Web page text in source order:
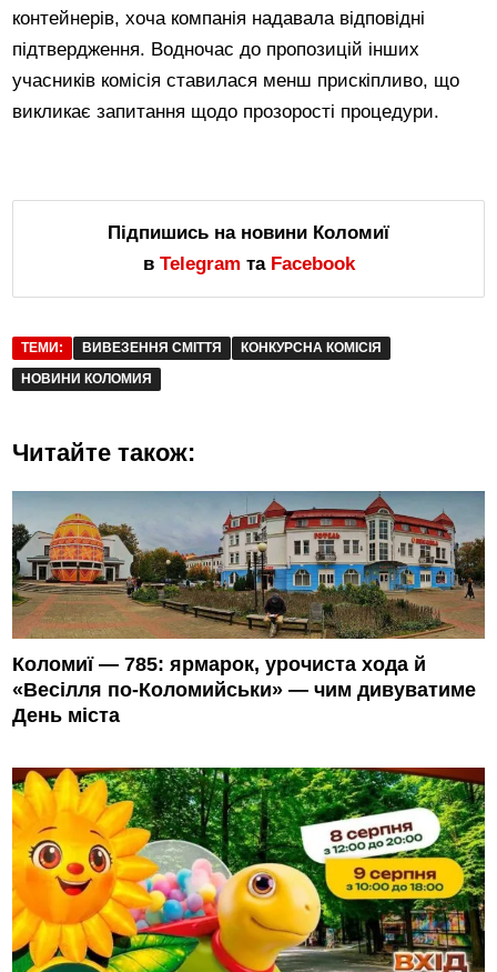
контейнерів, хоча компанія надавала відповідні
підтвердження. Водночас до пропозицій інших
учасників комісія ставилася менш прискіпливо, що
викликає запитання щодо прозорості процедури.
Підпишись на новини Коломиї
в Telegram та Facebook
ТЕМИ: ВИВЕЗЕННЯ СМІТТЯ
КОНКУРСНА КОМІСІЯ
НОВИНИ КОЛОМИЯ
Читайте також:
Коломиї — 785: ярмарок, урочиста хода й
«Весілля по-Коломийськи» — чим дивуватиме
День міста